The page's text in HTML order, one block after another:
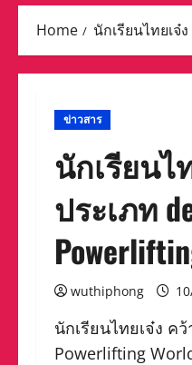
Home นักเรียนไทยเ
ข่าวสาร
นักเรียน
ประเภท
wuthiphong
นักเรียนไทยเจ๋ง ค
Powerlifting